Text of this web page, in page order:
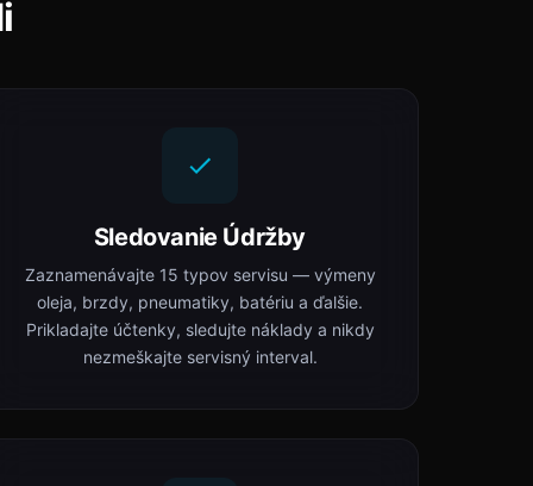
Sledovanie Údržby
Zaznamenávajte 15 typov servisu — výmeny
oleja, brzdy, pneumatiky, batériu a ďalšie.
Prikladajte účtenky, sledujte náklady a nikdy
nezmeškajte servisný interval.